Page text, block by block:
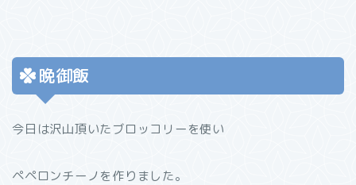
晩御飯
今日は沢山頂いたブロッコリーを使い
ペペロンチーノを作りました。